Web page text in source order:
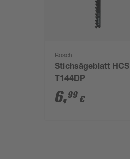
Bosch
Stichsägeblatt HCS
T144DP
6,99 €